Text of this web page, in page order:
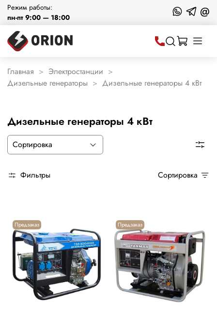
Режим работы:
пн-пт 9:00 — 18:00
@
Главная
Электростанции
Дизельные генераторы
Дизельные генераторы 4 кВт
Дизельные генераторы 4 кВт
Фильтры Сортировка
Предзаказ Предзаказ